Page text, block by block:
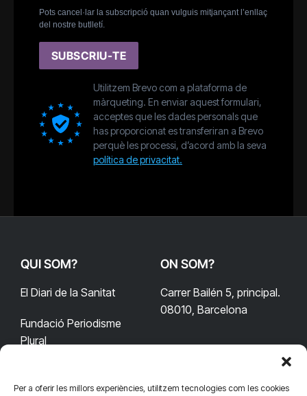
Per a oferir les millors experiències, utilitzem tecnologies com les cookies
Pots cancel·lar la subscripció quan vulguis mitjançant l’enllaç
del nostre butlletí.
SUBSCRIU-TE
Utilitzem Brevo com a plataforma de
màrqueting. En enviar aquest formulari,
acceptes que les dades personals que
has proporcionat es transferiran a Brevo
perquè les processi, d’acord amb la seva
política de privacitat.
QUI SOM?
El Diari de la Sanitat
Fundació Periodisme
Plural
ON SOM?
Carrer Bailén 5, principal.
08010, Barcelona